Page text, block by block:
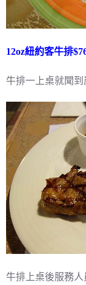
12oz紐約客牛排
牛排一上桌就聞
牛排上桌後服務